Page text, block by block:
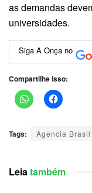
as demandas
universidades.
Siga A Onça no
Compartilhe isso:
Tags: Agencia Brasil
Leiatambém